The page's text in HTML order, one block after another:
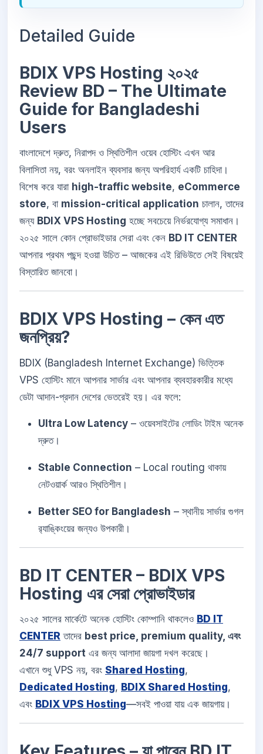
Detailed Guide
BDIX VPS Hosting ২০২৫
Review BD – The Ultimate
Guide for Bangladeshi
Users
বাংলাদেশে দ্রুত, নিরাপদ ও স্থিতিশীল ওয়েব হোস্টিং এখন আর
বিলাসিতা নয়, বরং অনলাইন ব্যবসার জন্য অপরিহার্য একটি চাহিদা।
বিশেষ করে যারা high-traffic website, eCommerce
store, বা mission-critical application চালান, তাদের
জন্য BDIX VPS Hosting হচ্ছে সবচেয়ে নির্ভরযোগ্য সমাধান।
২০২৫ সালে কোন প্রোভাইডার সেরা এবং কেন BD IT CENTER
আপনার প্রথম পছন্দ হওয়া উচিত – আজকের এই রিভিউতে সেই বিষয়েই
বিস্তারিত জানবো।
BDIX VPS Hosting – কেন এত
জনপ্রিয়?
BDIX (Bangladesh Internet Exchange) ভিত্তিক
VPS হোস্টিং মানে আপনার সার্ভার এবং আপনার ব্যবহারকারীর মধ্যে
ডেটা আদান-প্রদান দেশের ভেতরেই হয়। এর ফলে:
Ultra Low Latency – ওয়েবসাইটের লোডিং টাইম অনেক
দ্রুত।
Stable Connection – Local routing থাকায়
নেটওয়ার্ক আরও স্থিতিশীল।
Better SEO for Bangladesh – স্থানীয় সার্ভার গুগল
র‌্যাঙ্কিংয়ের জন্যও উপকারী।
BD IT CENTER – BDIX VPS
Hosting এর সেরা প্রোভাইডার
২০২৫ সালের মার্কেটে অনেক হোস্টিং কোম্পানি থাকলেও BD IT
CENTER তাদের best price, premium quality, এবং
24/7 support এর জন্য আলাদা জায়গা দখল করেছে।
এখানে শুধু VPS নয়, বরং Shared Hosting,
Dedicated Hosting, BDIX Shared Hosting,
এবং BDIX VPS Hosting—সবই পাওয়া যায় এক জায়গায়।